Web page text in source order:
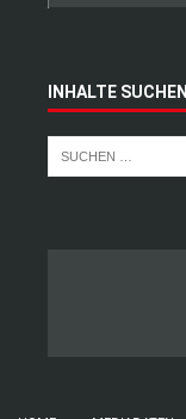
INHALTE SUCHEN